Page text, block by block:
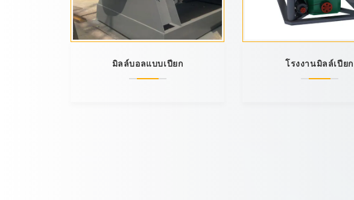
มิลล์บอลแบบเปียก โรงงานมิลล์เปียก